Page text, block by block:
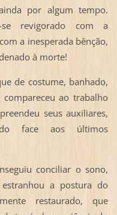
por algum tempo.
se revigorado com a
a inesperada bênção,
à morte!
de costume, banhado,
ao trabalho
seus auxiliares,
face aos últimos
conciliar o sono,
a postura do
restaurado, que